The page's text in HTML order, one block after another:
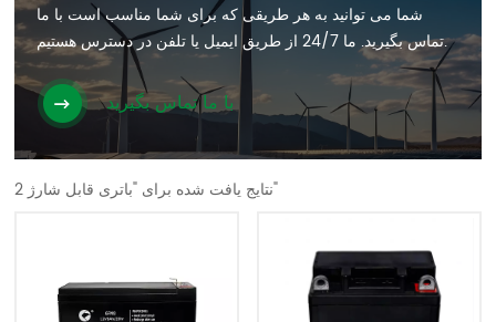
شما می توانید به هر طریقی که برای شما مناسب است با ما
تماس بگیرید. ما 24/7 از طریق ایمیل یا تلفن در دسترس هستیم.
با ما تماس بگیرید
2 نتایج یافت شده برای "باتری قابل شارژ"